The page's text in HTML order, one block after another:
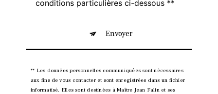
conditions particulières ci-dessous **
Envoyer
** Les données personnelles communiquées sont nécessaires
aux fins de vous contacter et sont enregistrées dans un fichier
informatisé. Elles sont destinées à Maître Jean Falin et ses